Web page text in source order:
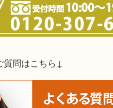
質問はこちら↓